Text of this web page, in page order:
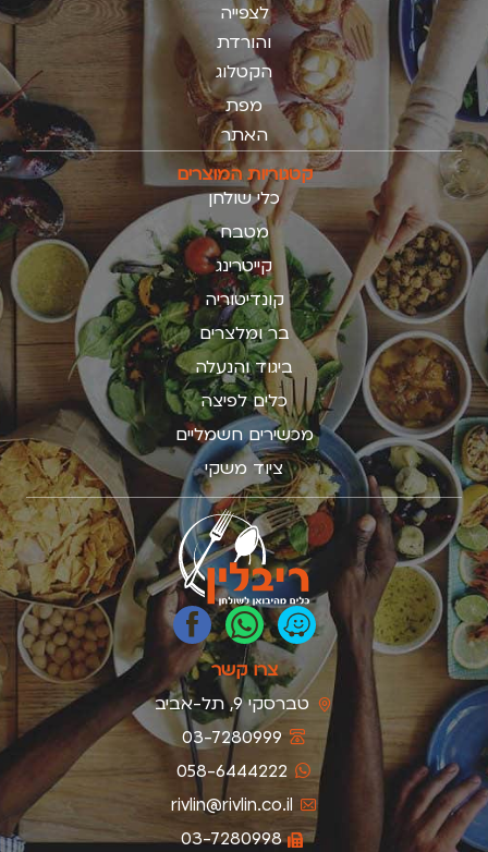
לצפייה
והורדת
הקטלוג
מפת
האתר
קטגוריות המוצרים
כלי שולחן
מטבח
קייטרינג
קונדיטוריה
בר ומלצרים
ביגוד והנעלה
כלים לפיצה
מכשירים חשמליים
ציוד משקי
צרו קשר
טברסקי 9, תל-אביב
03-7280999
058-6444222
rivlin@rivlin.co.il
03-7280998